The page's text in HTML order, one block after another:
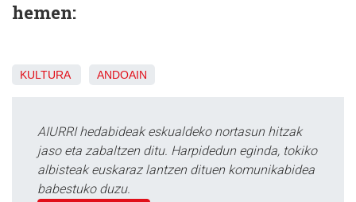
hemen:
KULTURA ANDOAIN
AIURRI hedabideak eskualdeko nortasun hitzak
jaso eta zabaltzen ditu. Harpidedun eginda, tokiko
albisteak euskaraz lantzen dituen komunikabidea
babestuko duzu.